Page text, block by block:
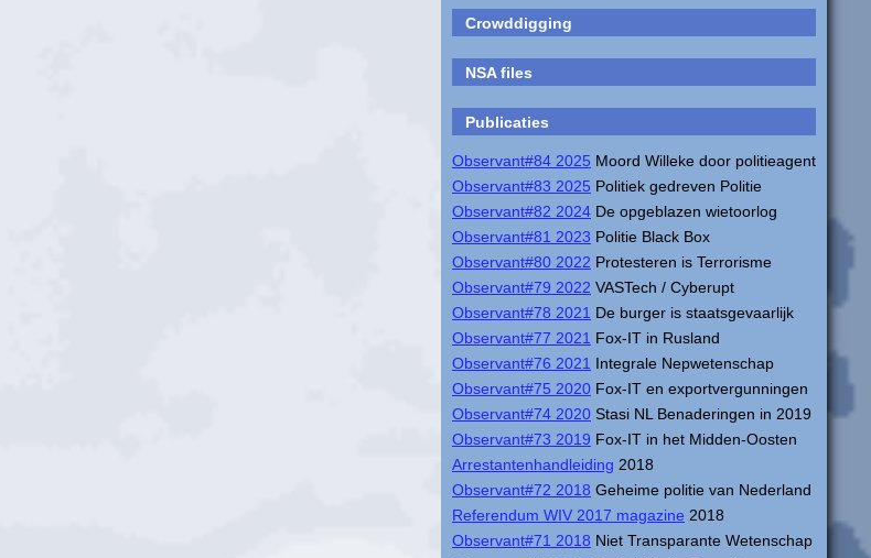
Crowddigging
NSA files
Publicaties
Observant#84 2025 Moord Willeke door politieagent
Observant#83 2025 Politiek gedreven Politie
Observant#82 2024 De opgeblazen wietoorlog
Observant#81 2023 Politie Black Box
Observant#80 2022 Protesteren is Terrorisme
Observant#79 2022 VASTech / Cyberupt
Observant#78 2021 De burger is staatsgevaarlijk
Observant#77 2021 Fox-IT in Rusland
Observant#76 2021 Integrale Nepwetenschap
Observant#75 2020 Fox-IT en exportvergunningen
Observant#74 2020 Stasi NL Benaderingen in 2019
Observant#73 2019 Fox-IT in het Midden-Oosten
Arrestantenhandleiding 2018
Observant#72 2018 Geheime politie van Nederland
Referendum WIV 2017 magazine 2018
Observant#71 2018 Niet Transparante Wetenschap